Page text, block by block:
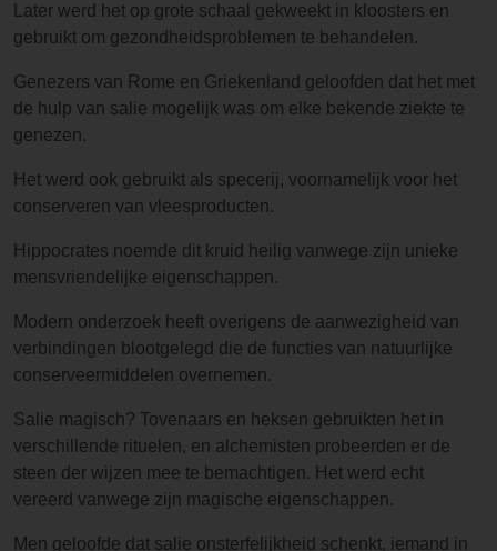
Later werd het op grote schaal gekweekt in kloosters en
gebruikt om gezondheidsproblemen te behandelen.
Genezers van Rome en Griekenland geloofden dat het met
de hulp van salie mogelijk was om elke bekende ziekte te
genezen.
Het werd ook gebruikt als specerij, voornamelijk voor het
conserveren van vleesproducten.
Hippocrates noemde dit kruid heilig vanwege zijn unieke
mensvriendelijke eigenschappen.
Modern onderzoek heeft overigens de aanwezigheid van
verbindingen blootgelegd die de functies van natuurlijke
conserveermiddelen overnemen.
Salie magisch? Tovenaars en heksen gebruikten het in
verschillende rituelen, en alchemisten probeerden er de
steen der wijzen mee te bemachtigen. Het werd echt
vereerd vanwege zijn magische eigenschappen.
Men geloofde dat salie onsterfelijkheid schenkt, iemand in